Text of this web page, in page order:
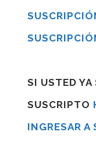
SI USTED YA
SUSCRIPTO
INGRESAR A